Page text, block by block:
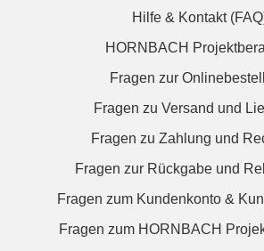
Hilfe & Kontakt
HORNBACH
Fragen zur
Fragen zu Versand und
Fragen zu Zahlung und
Fragen zur Rückgabe und
Fragen zum Kundenkonto &
Fragen zum HORNBACH